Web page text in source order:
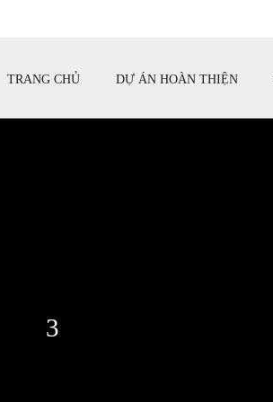
TRANG CHỦ DỰ ÁN HOÀN THIỆN
3